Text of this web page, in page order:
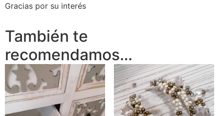
Gracias por su interés
También te
recomendamos…